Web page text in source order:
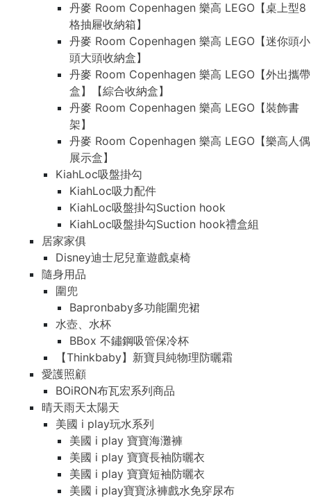
丹麥 Room Copenhagen 樂高 LEGO【桌上型8
格抽屜收納箱】
丹麥 Room Copenhagen 樂高 LEGO【迷你頭小
頭大頭收納盒】
丹麥 Room Copenhagen 樂高 LEGO【外出攜帶
盒】【綜合收納盒】
丹麥 Room Copenhagen 樂高 LEGO【裝飾書
架】
丹麥 Room Copenhagen 樂高 LEGO【樂高人偶
展示盒】
KiahLoc吸盤掛勾
KiahLoc吸力配件
KiahLoc吸盤掛勾Suction hook
KiahLoc吸盤掛勾Suction hook禮盒組
居家家俱
Disney迪士尼兒童遊戲桌椅
隨身用品
圍兜
Bapronbaby多功能圍兜裙
水壺、水杯
BBox 不鏽鋼吸管保冷杯
【Thinkbaby】新寶貝純物理防曬霜
愛護照顧
BOiRON布瓦宏系列商品
晴天雨天太陽天
美國 i play玩水系列
美國 i play 寶寶海灘褲
美國 i play 寶寶長袖防曬衣
美國 i play 寶寶短袖防曬衣
美國 i play寶寶泳褲戲水免穿尿布